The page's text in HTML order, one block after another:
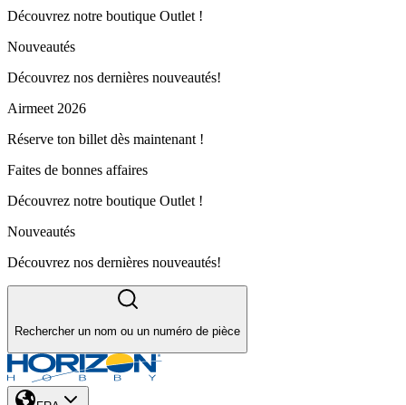
Découvrez notre boutique Outlet !
Nouveautés
Découvrez nos dernières nouveautés!
Airmeet 2026
Réserve ton billet dès maintenant !
Faites de bonnes affaires
Découvrez notre boutique Outlet !
Nouveautés
Découvrez nos dernières nouveautés!
Rechercher un nom ou un numéro de pièce